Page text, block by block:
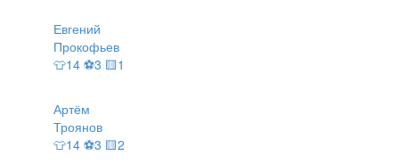
Евгений
Прокофьев
👕14 ⚽3 🟨1
Артём
Троянов
👕14 ⚽3 🟨2